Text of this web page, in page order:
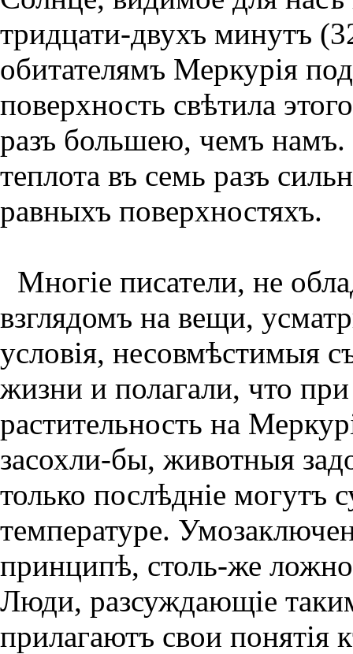
тридцати-двухъ минутъ
обитателямъ Меркурiя
поверхность свѣтила
разъ большею, чемъ
теплота въ семь разъ
равныхъ поверхностяхъ.
Многiе писатели, не
взглядомъ на вещи,
условiя, несовмѣстимыя
жизни и полагали, что
растительность на
засохли-бы, животныя
только послѣднiе могутъ
температуре.
принципѣ, столь-же
Люди, разсуждающiе
прилагаютъ свои понятiя